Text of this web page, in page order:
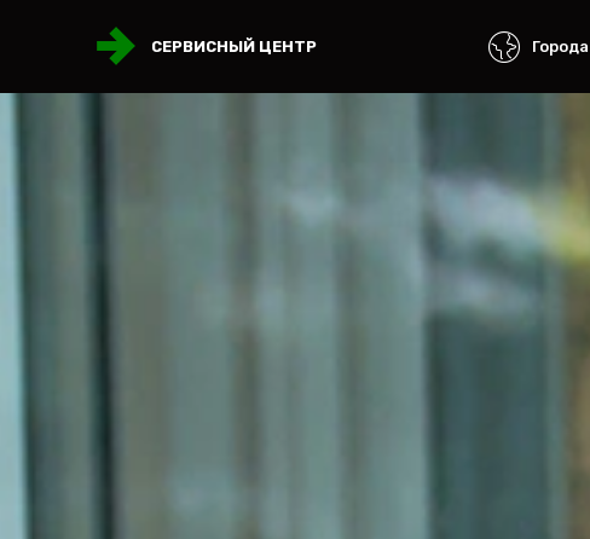
СЕРВИСНЫЙ ЦЕНТР Города